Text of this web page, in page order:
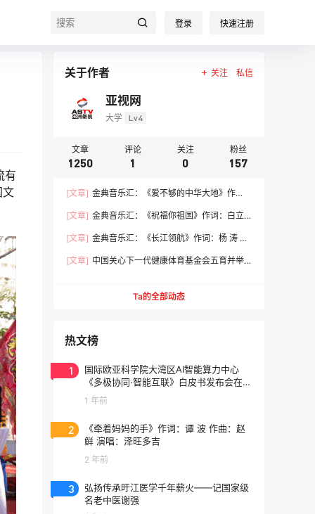
登录 快速注册
有
文
关于作者 关注 私信
亚视网
大学 Lv4
文章
1250
评论
1
关注
0
粉丝
157
[文章] 金典音乐汇：《爱不够的中华大地》作
[文章] 金典音乐汇：《祝福你祖国》作词：白立
[文章] 金典音乐汇：《长江领航》作词：杨 涛 作
[文章] 中国关心下一代健康体育基金会五育并举
Ta的全部动态
热文榜
1
国际欧亚科学院大湾区AI智能算力中心
《多极协同·智能互联》白皮书发布会在东
莞云计算中心举行
1 年前
2
《牵着妈妈的手》作词：谭 波 作曲：赵
鲜 演唱：泽旺多吉
2 年前
3
弘扬传承旴江医学千年薪火——记国家级
名老中医谢强